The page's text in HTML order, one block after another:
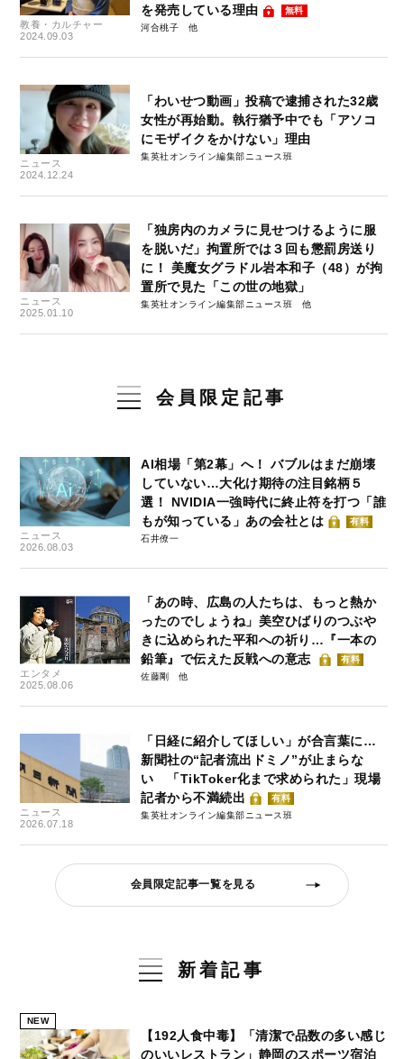
教養・カルチャー
2024.09.03
を発売している理由
無料
河合桃子
ニュース
2024.12.24
「わいせつ動画」投稿で逮捕された32歳
女性が再始動。執行猶予中でも「アソコ
にモザイクをかけない」理由
集英社オンライン編集部ニュース班
ニュース
2025.01.10
「独房内のカメラに見せつけるように服
を脱いだ」拘置所では３回も懲罰房送り
に！ 美魔女グラドル岩本和子（48）が拘
置所で見た「この世の地獄」
集英社オンライン編集部ニュース班
会員限定記事
ニュース
2026.08.03
AI相場「第2幕」へ！ バブルはまだ崩壊
していない…大化け期待の注目銘柄５
選！ NVIDIA一強時代に終止符を打つ「誰
もが知っている」あの会社とは
有料
石井僚一
エンタメ
2025.08.06
「あの時、広島の人たちは、もっと熱か
ったのでしょうね」美空ひばりのつぶや
きに込められた平和への祈り…『一本の
鉛筆』で伝えた反戦への意志
有料
佐藤剛
ニュース
2026.07.18
「日経に紹介してほしい」が合言葉に…
新聞社の“記者流出ドミノ”が止まらな
い 「TikToker化まで求められた」現場
記者から不満続出
有料
集英社オンライン編集部ニュース班
会員限定記事一覧を見る
新着記事
NEW
【192人食中毒】「清潔で品数の多い感じ
のいいレストラン」静岡のスポーツ宿泊